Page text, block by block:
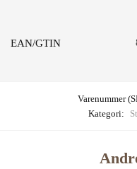
EAN/GTIN
Varenummer
Kategori: